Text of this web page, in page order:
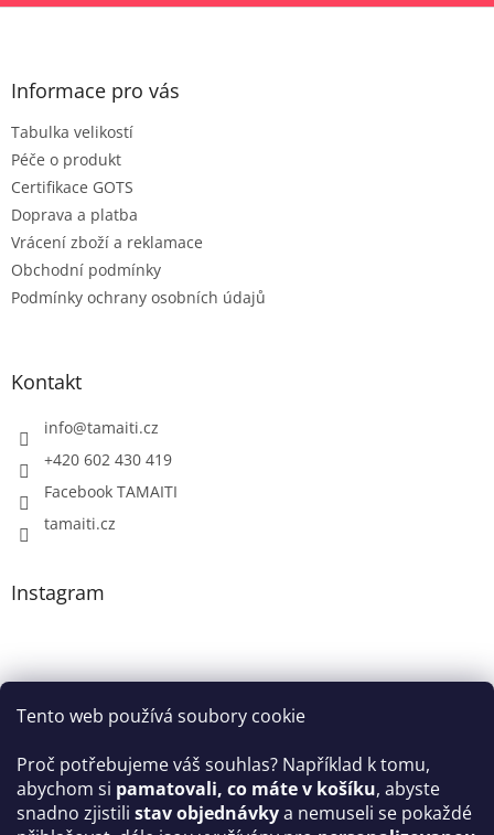
Tento web používá soubory cookie
Proč potřebujeme váš souhlas? Například k tomu,
abychom si pamatovali, co máte v košíku, abyste
snadno zjistili stav objednávkya nemuseli se pokaždé
Z
Informace pro vás
Tabulka velikostí
Péče o produkt
Certifikace GOTS
Doprava a platba
Vrácení zboží a reklamace
Obchodní podmínky
Podmínky ochrany osobních údajů
Kontakt
info@tamaiti.cz
+420 602 430 419
Facebook TAMAITI
tamaiti.cz
Instagram
Sledovat na Instagramu